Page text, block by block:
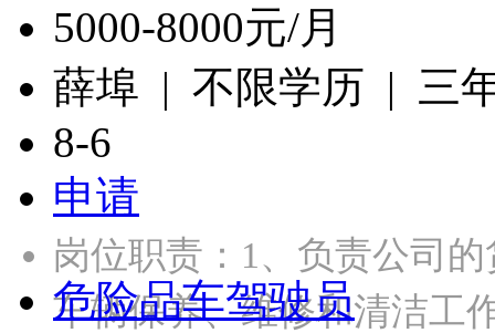
5000-8000元/月
薛埠 | 不限学历 | 三
8-6
申请
岗位职责：1、负责公司
车辆保养、维修和清洁
危险品车驾驶员